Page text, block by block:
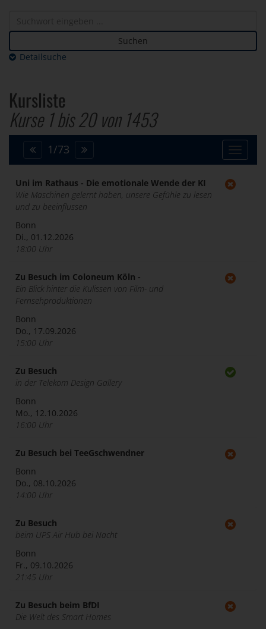
Suchen
Detailsuche
Kursliste
Kurse 1 bis20von 1453
Toggle
1/73
Uni im Rathaus - Die emotionale Wende der KI
Wie Maschinen gelernt haben, unsere Gefühle zu lesen
und zu beeinflussen
Bonn
Di., 01.12.2026
18:00 Uhr
Zu Besuch im Coloneum Köln -
Ein Blick hinter die Kulissen von Film- und
Fernsehproduktionen
Bonn
Do., 17.09.2026
15:00 Uhr
Zu Besuch
in der Telekom Design Gallery
Bonn
Mo., 12.10.2026
16:00 Uhr
Zu Besuch bei TeeGschwendner
Bonn
Do., 08.10.2026
14:00 Uhr
Zu Besuch
beim UPS Air Hub bei Nacht
Bonn
Fr., 09.10.2026
21:45 Uhr
Zu Besuch beim BfDI
Die Welt des Smart Homes